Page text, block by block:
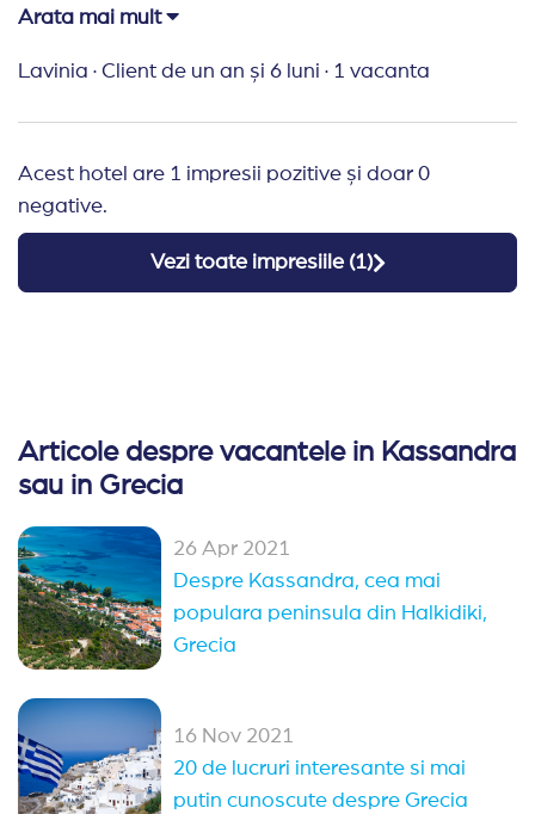
schimb, groaznica: ingusta, plina de pietre, inclusiv
plaje aproape
Recomand Travelplanner:Minunat, ca intotdeauna!
Arata mai mult
Lavinia · Client de un an și 6 luni · 1 vacanta
Acest hotel are 1 impresii pozitive și doar 0
negative.
Vezi toate impresiile (1)
Articole despre vacantele in Kassandra
sau in Grecia
26 Apr 2021
Despre Kassandra, cea mai
populara peninsula din Halkidiki,
Grecia
16 Nov 2021
20 de lucruri interesante si mai
putin cunoscute despre Grecia